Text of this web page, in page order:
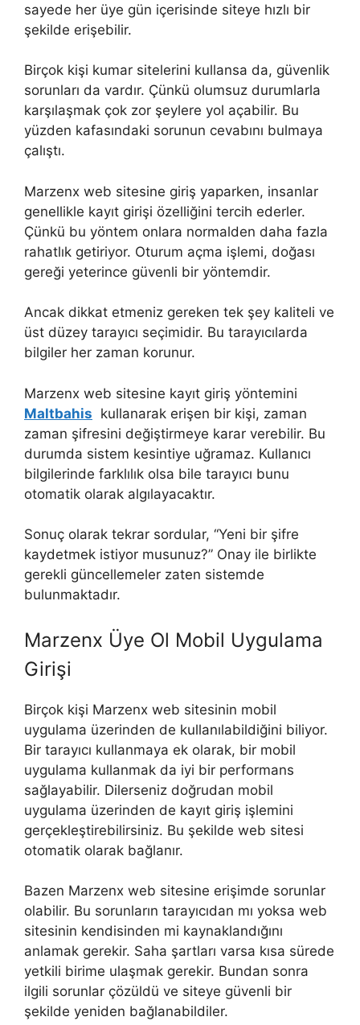
sayede her üye gün içerisinde siteye hızlı bir
şekilde erişebilir.
Birçok kişi kumar sitelerini kullansa da, güvenlik
sorunları da vardır. Çünkü olumsuz durumlarla
karşılaşmak çok zor şeylere yol açabilir. Bu
yüzden kafasındaki sorunun cevabını bulmaya
çalıştı.
Marzenx web sitesine giriş yaparken, insanlar
genellikle kayıt girişi özelliğini tercih ederler.
Çünkü bu yöntem onlara normalden daha fazla
rahatlık getiriyor. Oturum açma işlemi, doğası
gereği yeterince güvenli bir yöntemdir.
Ancak dikkat etmeniz gereken tek şey kaliteli ve
üst düzey tarayıcı seçimidir. Bu tarayıcılarda
bilgiler her zaman korunur.
Marzenx web sitesine kayıt giriş yöntemini
Maltbahis kullanarak erişen bir kişi, zaman
zaman şifresini değiştirmeye karar verebilir. Bu
durumda sistem kesintiye uğramaz. Kullanıcı
bilgilerinde farklılık olsa bile tarayıcı bunu
otomatik olarak algılayacaktır.
Sonuç olarak tekrar sordular, “Yeni bir şifre
kaydetmek istiyor musunuz?” Onay ile birlikte
gerekli güncellemeler zaten sistemde
bulunmaktadır.
Marzenx Üye Ol Mobil Uygulama
Girişi
Birçok kişi Marzenx web sitesinin mobil
uygulama üzerinden de kullanılabildiğini biliyor.
Bir tarayıcı kullanmaya ek olarak, bir mobil
uygulama kullanmak da iyi bir performans
sağlayabilir. Dilerseniz doğrudan mobil
uygulama üzerinden de kayıt giriş işlemini
gerçekleştirebilirsiniz. Bu şekilde web sitesi
otomatik olarak bağlanır.
Bazen Marzenx web sitesine erişimde sorunlar
olabilir. Bu sorunların tarayıcıdan mı yoksa web
sitesinin kendisinden mi kaynaklandığını
anlamak gerekir. Saha şartları varsa kısa sürede
yetkili birime ulaşmak gerekir. Bundan sonra
ilgili sorunlar çözüldü ve siteye güvenli bir
şekilde yeniden bağlanabildiler.